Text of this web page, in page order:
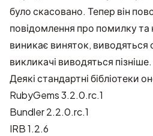
було скасовано. Тепер він
повідомлення про помилку
виникає виняток, виводяться
викликачі виводяться пізніше.
Деякі стандартні бібліотеки
RubyGems 3.2.0.rc.1
Bundler 2.2.0.rc.1
IRB 1.2.6